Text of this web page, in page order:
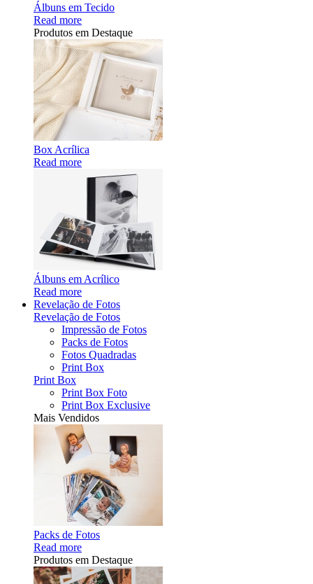
Álbuns em Tecido
Read more
Produtos em Destaque
Box Acrílica
Read more
Álbuns em Acrílico
Read more
Revelação de Fotos
Revelação de Fotos
Impressão de Fotos
Packs de Fotos
Fotos Quadradas
Print Box
Print Box
Print Box Foto
Print Box Exclusive
Mais Vendidos
Packs de Fotos
Read more
Produtos em Destaque